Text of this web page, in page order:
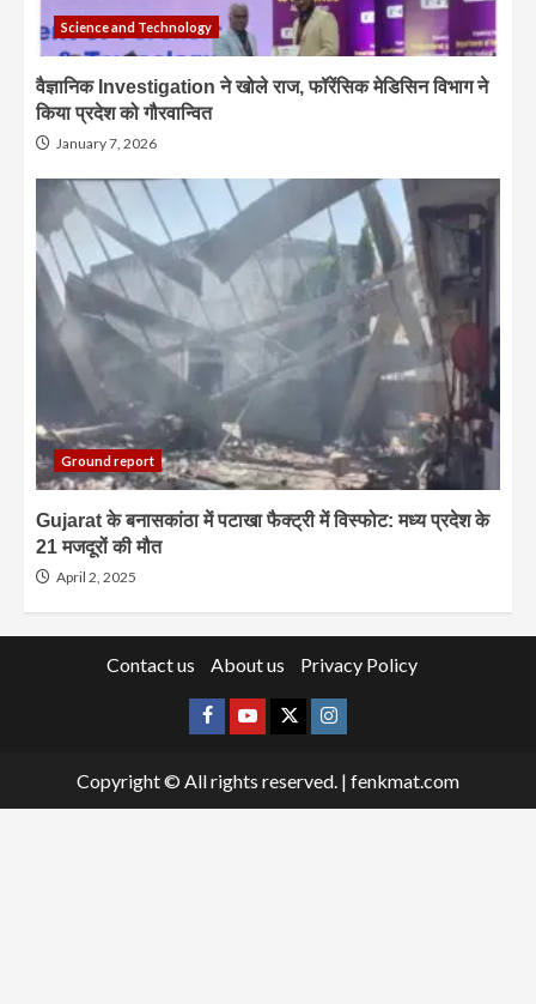
Science and Technology
वैज्ञानिक Investigation ने खोले राज, फॉरेंसिक मेडिसिन विभाग ने
किया प्रदेश को गौरवान्वित
January 7, 2026
Ground report
Gujarat के बनासकांठा में पटाखा फैक्ट्री में विस्फोट: मध्य प्रदेश के
21 मजदूरों की मौत
April 2, 2025
Contact us About us Privacy Policy
Facebook
Youtube
X Instagram
Copyright © All rights reserved. | fenkmat.com